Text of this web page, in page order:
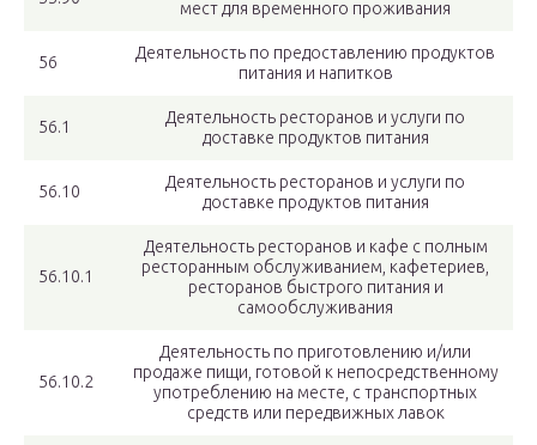
мест для временного проживания
56
Деятельность по предоставлению продуктов
питания и напитков
56.1
Деятельность ресторанов и услуги по
доставке продуктов питания
56.10
Деятельность ресторанов и услуги по
доставке продуктов питания
56.10.1
Деятельность ресторанов и кафе с полным
ресторанным обслуживанием, кафетериев,
ресторанов быстрого питания и
самообслуживания
56.10.2
Деятельность по приготовлению и/или
продаже пищи, готовой к непосредственному
употреблению на месте, с транспортных
средств или передвижных лавок